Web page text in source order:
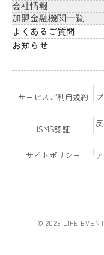
会社情報
加盟金融機関一覧
よくあるご質問
お知らせ
サービスご利用規約
ISMS認証
サイトポリシー
© 2025 LIFE